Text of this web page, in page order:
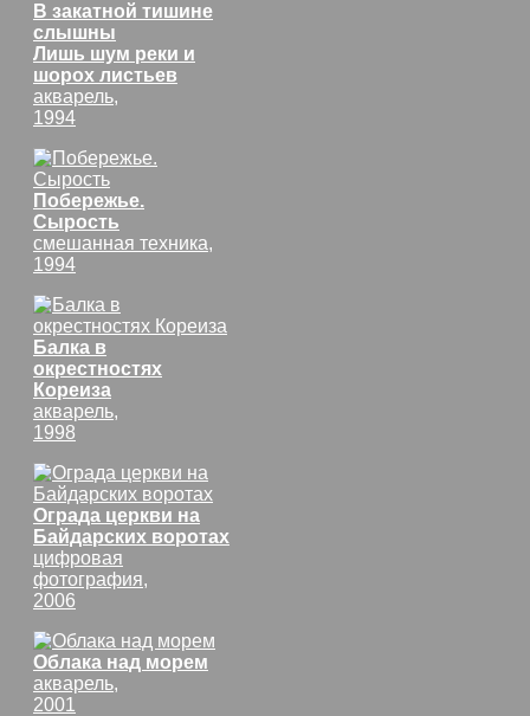
В закатной тишине
слышны
Лишь шум реки и
шорох листьев
акварель,
1994
Побережье.
Сырость
смешанная техника,
1994
Балка в
окрестностях
Кореиза
акварель,
1998
Ограда церкви на
Байдарских воротах
цифровая
фотография,
2006
Облака над морем
акварель,
2001